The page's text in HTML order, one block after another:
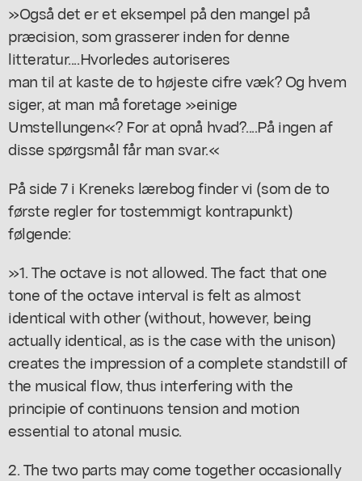
»Også det er et eksempel på den mangel på
præcision, som grasserer inden for denne
litteratur....Hvorledes autoriseres
man til at kaste de to højeste cifre væk? Og hvem
siger, at man må foretage »einige
Umstellungen«? For at opnå hvad?....På ingen af
disse spørgsmål får man svar.«
På side 7 i Kreneks lærebog finder vi (som de to
første regler for tostemmigt kontrapunkt)
følgende:
»1. The octave is not allowed. The fact that one
tone of the octave interval is felt as almost
identical with other (without, however, being
actually identical, as is the case with the unison)
creates the impression of a complete standstill of
the musical flow, thus interfering with the
principie of continuons tension and motion
essential to atonal music.
2. The two parts may come together occasionally